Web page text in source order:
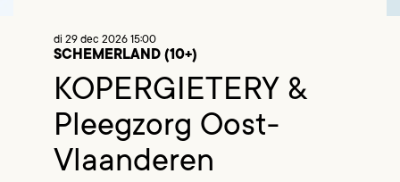
SCHEMERLAND (10+)
KOPERGIETERY &
Pleegzorg Oost-
Vlaanderen
di 29 dec 2026 15:00